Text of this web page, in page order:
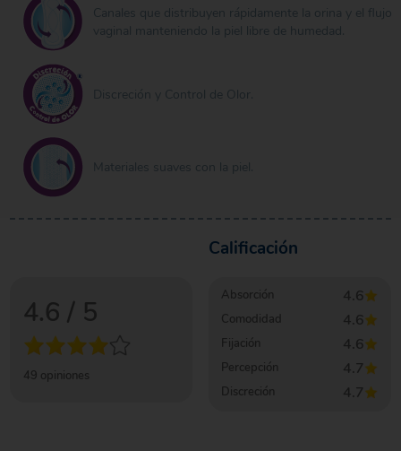
Canales que distribuyen rápidamente la orina y el flujo
vaginal manteniendo la piel libre de humedad.
Discreción y Control de Olor.
Materiales suaves con la piel.
4.6 / 5
49 opiniones
Calificación
Absorción 4.6
Comodidad 4.6
Fijación 4.6
Percepción 4.7
Discreción 4.7